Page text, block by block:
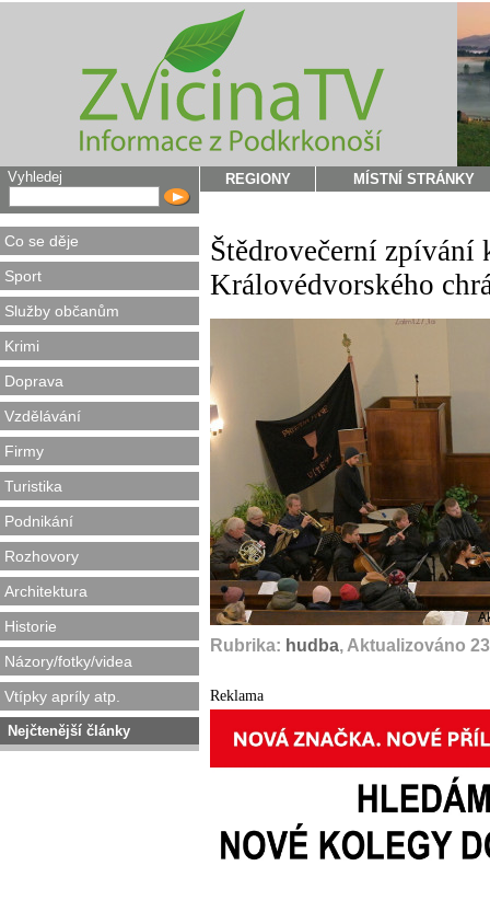
Vyhledej
Co se děje
Sport
Služby občanům
Krimi
Doprava
Vzdělávání
Firmy
Turistika
Podnikání
Rozhovory
Architektura
Historie
Názory/fotky/videa
Vtípky apríly atp.
Nejčtenější články
REGIONY MÍSTNÍ STRÁNKY
Štědrovečerní zpívání
Královédvorského
Rubrika: hudba, Aktualizováno
Reklama